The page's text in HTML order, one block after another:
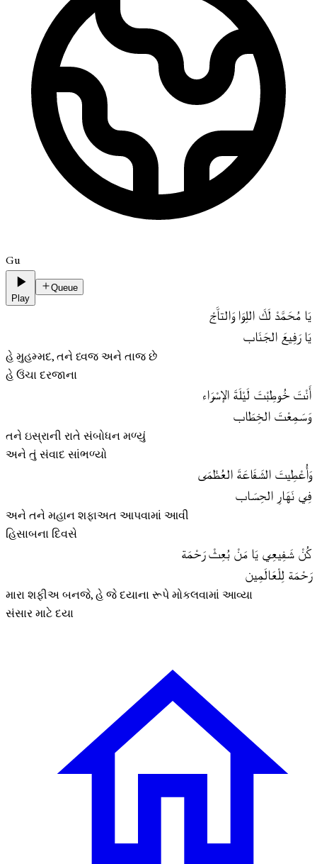
Gu
Play
Queue
يَا مُحَمَّدْ لَكَ اللِوَا وَالتاَّجْ
يَا رَفِيعَ الجَنَاب
હે મુહમ્મદ, તને ધ્વજ અને તાજ છે
હે ઉંચા દરજાના
أَنْتَ خُوطِبْتَ لَيْلَةَ الإسْرَاء
وَسَمِعْتَ الخِطَاب
તને ઇસ્રાની રાતે સંબોધન મળ્યું
અને તું સંવાદ સાંભળ્યો
وَأُعْطِيتَ الشَفَاعَةَ العُظْمَى
فِي نَهَارِ الحِسَاب
અને તને મહાન શફાઅત આપવામાં આવી
હિસાબના દિવસે
كُنْ شَفِيعِي يَا مَنْ بُعِثْ رَحْمَة
رَحْمَة لِلْعَالَمِين
મારા શફીઅ બનજે, હે જે દયાના રૂપે મોકલવામાં આવ્યા
સંસાર માટે દયા